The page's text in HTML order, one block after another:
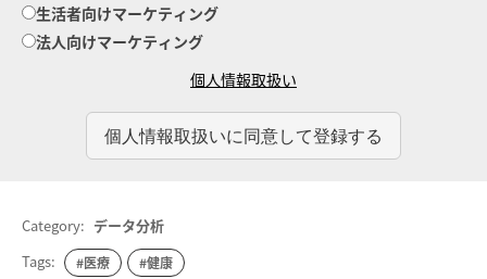
生活者向けマーケティング
法人向けマーケティング
個人情報取扱い
Category: データ分析
Tags:
#医療 #健康